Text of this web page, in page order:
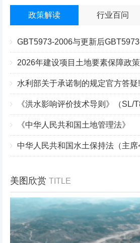
政策解读 行业百问
水利部关于承诺制的规定官方答疑!
《中华人民共和国土地管理法》
美图欣赏 TITLE